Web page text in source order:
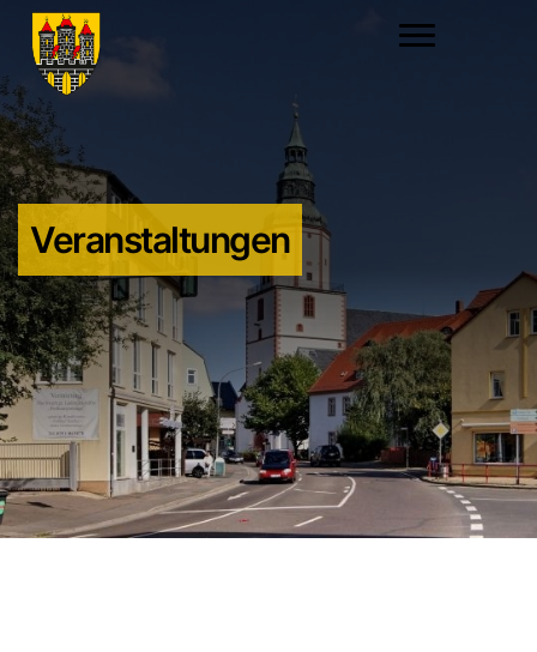
Veranstaltungen